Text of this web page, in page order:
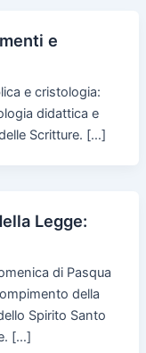
e
e cristologia:
didattica e
Scritture. […]
Legge:
di Pasqua
della
Spirito Santo
[…]